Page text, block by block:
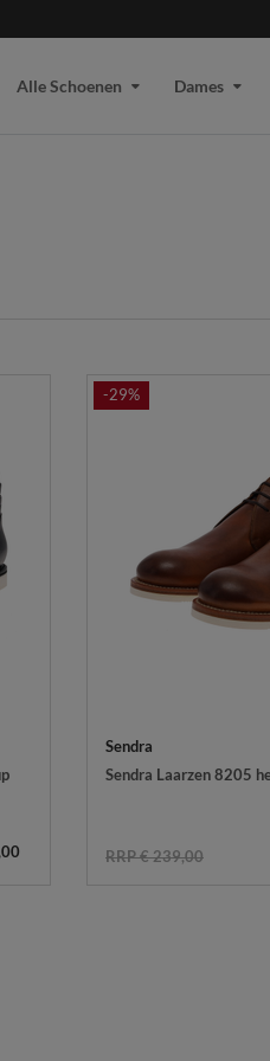
Alle Schoenen Dames
-29%
Sendra
Sendra Laarzen 8205
RRP € 239,00